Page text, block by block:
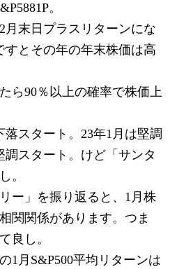
。
月末日プラスリターンにな
すとその年の年末株価は高
ら90％以上の確率で株価上
落スタート。23年1月は堅調
調スタート。けど「サンタ
。
ー」を振り返ると、1月株
関関係があります。つま
良し。
1月S&P500平均リターンは